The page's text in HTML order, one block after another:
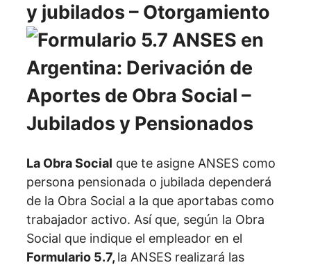
y jubilados – Otorgamiento
La Obra Social que te asigne ANSES como
persona pensionada o jubilada dependerá
de la Obra Social a la que aportabas como
trabajador activo. Así que, según la Obra
Social que indique el empleador en el
Formulario 5.7, la ANSES realizará las